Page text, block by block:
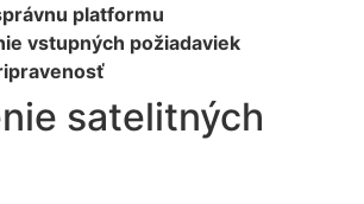
platformu
vstupných požiadaviek
satelitných